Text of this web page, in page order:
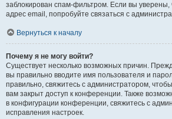
заблокирован спам-фильтром. Если вы уверены,
адрес email, попробуйте связаться с
Вернуться к началу
Почему я не могу войти?
Существует несколько возможных причин.
вы правильно вводите имя пользователя и
правильно, свяжитесь с администратором,
вам закрыт доступ к конференции. Также
в конфигурации конференции, свяжитесь с
исправления настроек.